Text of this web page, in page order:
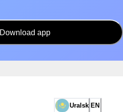
Download app
Uralsk EN